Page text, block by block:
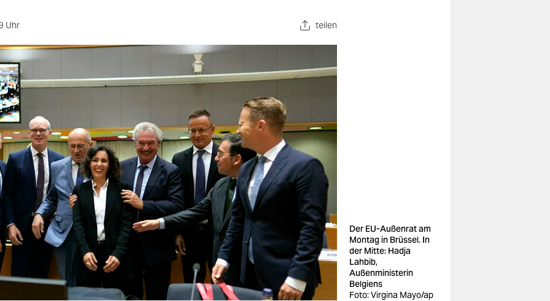
Uhr teilen
Der EU-Außenrat am
Montag in Brüssel. In
der Mitte: Hadja
Lahbib,
Außenministerin
Belgiens
Foto: Virgina Mayo/ap